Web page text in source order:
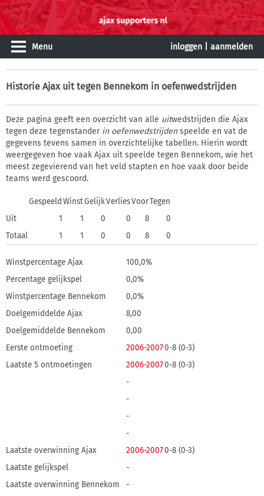
Menu inloggen aanmelden
Historie Ajax uit tegen Bennekom in oefenwedstrijden
Deze pagina geeft een overzicht van alle uitwedstrijden die Ajax
tegen deze tegenstander in oefenwedstrijdenspeelde en vat de
gegevens tevens samen in overzichtelijke tabellen. Hierin wordt
weergegeven hoe vaak Ajax uit speelde tegen Bennekom, wie het
meest zegevierend van het veld stapten en hoe vaak door beide
teams werd gescoord.
Gespeeld WinstGelijkVerliesVoorTegen
Uit
1 1 0 0 8
0
Totaal
1 1 0 0 8 0
Winstpercentage Ajax
100,0%
Percentage gelijkspel
0,0%
Winstpercentage Bennekom
0,0%
Doelgemiddelde Ajax
8,00
Doelgemiddelde Bennekom
0,00
Eerste ontmoeting
2006-20070-8 (0-3)
Laatste 5 ontmoetingen
2006-20070-8 (0-3)
-
-
-
-
Laatste overwinning Ajax
2006-20070-8 (0-3)
Laatste gelijkspel
-
Laatste overwinning Bennekom
-